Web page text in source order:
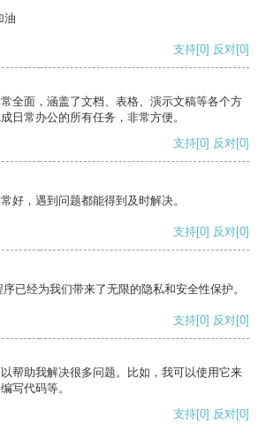
油
支持[0] 反对[0]
全面，涵盖了文档、表格、演示文稿等各个方
日常办公的所有任务，非常方便。
支持[0] 反对[0]
好，遇到问题都能得到及时解决。
支持[0] 反对[0]
已经为我们带来了无限的隐私和安全性保护。
支持[0] 反对[0]
帮助我解决很多问题。比如，我可以使用它来
写代码等。
支持[0] 反对[0]